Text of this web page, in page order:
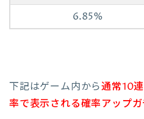
6.85%
下記はゲーム内から通常10
率で表示される確率アップガ